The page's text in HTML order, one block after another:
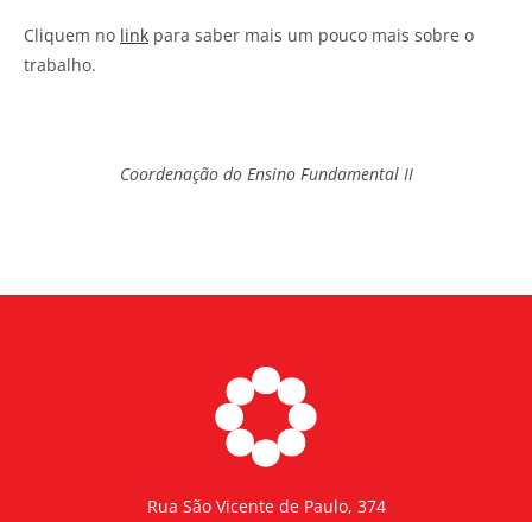
Cliquem no link para saber mais um pouco mais sobre o
trabalho.
Coordenação do Ensino Fundamental II
Rua São Vicente de Paulo, 374